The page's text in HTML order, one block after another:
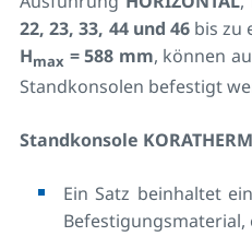
22, 23, 33, 44 und 46bis zu
Hmax = 588 mm, können
Standkonsolen befestigt
Standkonsole KORATHERM
Ein Satz beinhaltet